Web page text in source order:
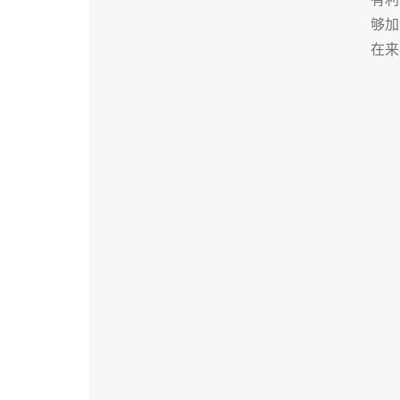
够
在